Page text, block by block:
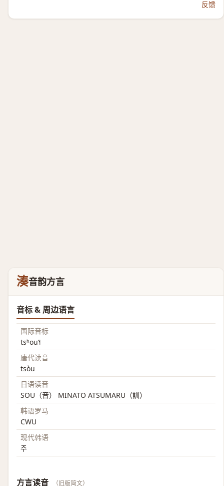
反馈
湊音韵方言
音标 & 周边语言
国际音标
tsʰou˥˧
唐代读音
tsòu
日语读音
SOU（音） MINATO ATSUMARU（訓）
韩语罗马
CWU
现代韩语
주
方言读音 （旧版简文）